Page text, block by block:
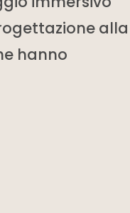
alla
hanno